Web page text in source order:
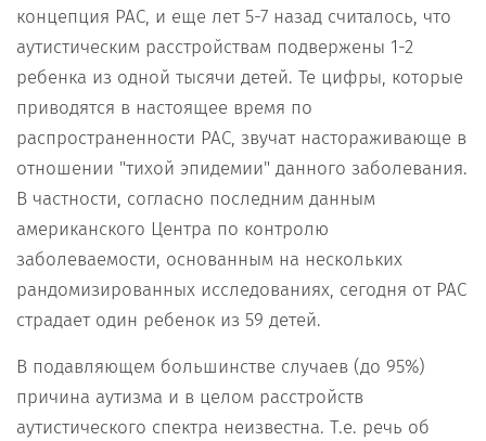
концепция РАС, и еще лет 5-7 назад считалось, что
аутистическим расстройствам подвержены 1-2
ребенка из одной тысячи детей. Те цифры, которые
приводятся в настоящее время по
распространенности РАС, звучат настораживающе в
отношении "тихой эпидемии" данного заболевания.
В частности, согласно последним данным
американского Центра по контролю
заболеваемости, основанным на нескольких
рандомизированных исследованиях, сегодня от РАС
страдает один ребенок из 59 детей.
В подавляющем большинстве случаев (до 95%)
причина аутизма и в целом расстройств
аутистического спектра неизвестна. Т.е. речь об